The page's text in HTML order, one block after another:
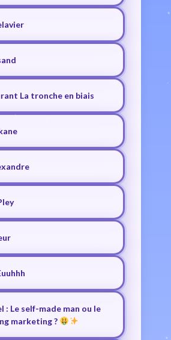
La tronche en biais
: Le self-made man ou le
marketing ?